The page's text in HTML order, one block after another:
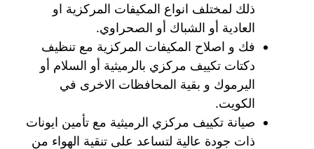
ذلك لمختلف انواع المكيفات المركزية او
العادية أو الشباك أو الصحراوي.
فك و اصلاح المكيفات المركزية مع تنظيف
دكتات تكييف مركزي بالرميثية أو السلام أو
اليرموك و بقية المحافظات الاخرى في
الكويت.
صيانة تكييف مركزي الرميثية مع تأمين ايونات
ذات جودة عالية لتساعد على تنقية الهواء من